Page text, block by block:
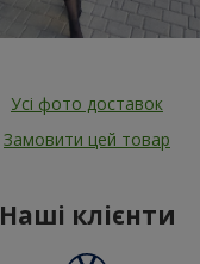
Усі фото доставок
Замовити цей товар
Наші клієнти